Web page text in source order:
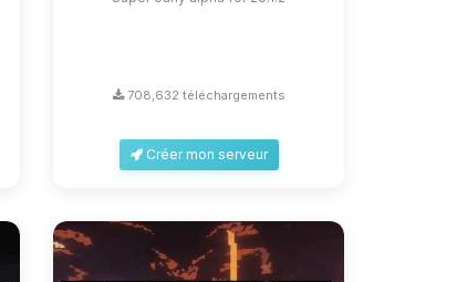
708,632 téléchargements
Créer mon serveur